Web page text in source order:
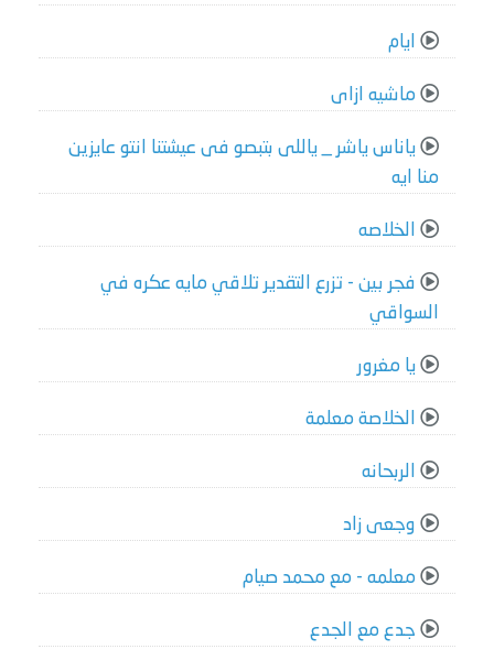
ايام
ماشيه ازاى
ياناس ياشر _ ياللى بتبصو فى عيشتنا انتو عايزين
منا ايه
الخلاصه
فجر بين - تزرع التقدير تلاقي مايه عكره في
السواقي
يا مغرور
الخلاصة معلمة
الربحانه
وجعى زاد
معلمه - مع محمد صيام
جدع مع الجدع